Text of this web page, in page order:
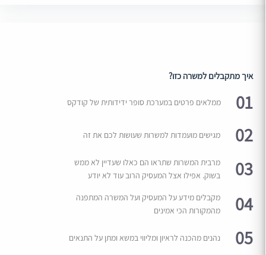
איך מתקבלים למשרה כזו?
01 ממלאים פרטים במערכת סופר ידידותית של קודקס
02 מגישים מועמדות למשרות שעושות לכם את זה
03
מרבית המשרות שתראו הם כאלו שעדיין לא ממש
בשוק. אפילו אצל המעסיק הרוב עוד לא יודע
04
מקבלים מידע על המעסיק ועל המשרה המתפנה
מהמקורות הכי אמינים
05 נהנים מהכנה לראיון ומליווי במשא ומתן על התנאים